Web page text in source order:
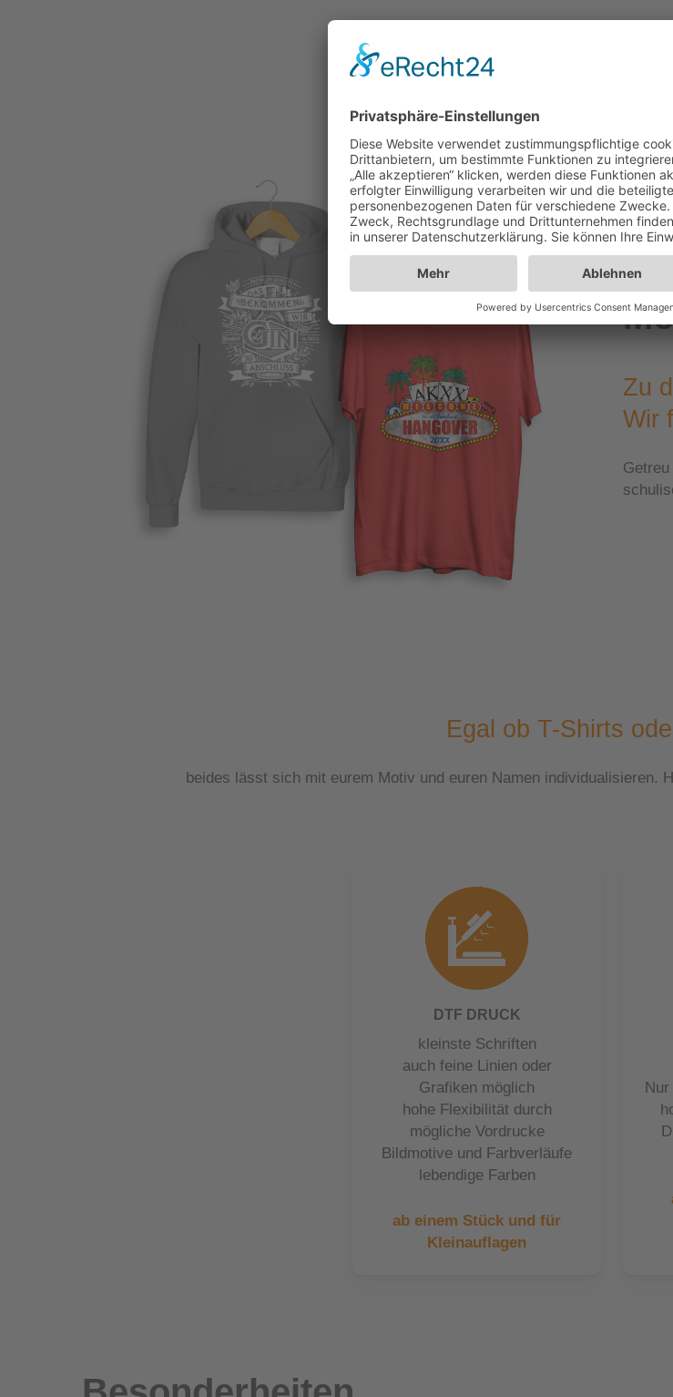
Zu
Wir
Egal ob T-Shirts
beides lässt sich mit eurem Motiv und euren Namen individualisieren.
DTF DRUCK
kleinste Schriften
auch feine Linien oder
Grafiken möglich
hohe Flexibilität durch
mögliche Vordrucke
Bildmotive und Farbverläufe
lebendige Farben
ab einem Stück und für
Kleinauflagen